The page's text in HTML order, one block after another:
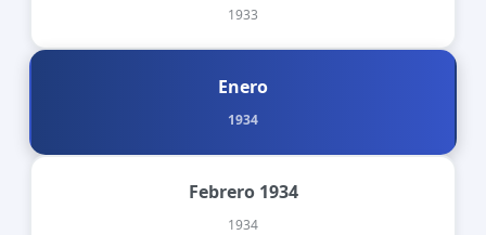
1933
Enero
1934
Febrero 1934
1934